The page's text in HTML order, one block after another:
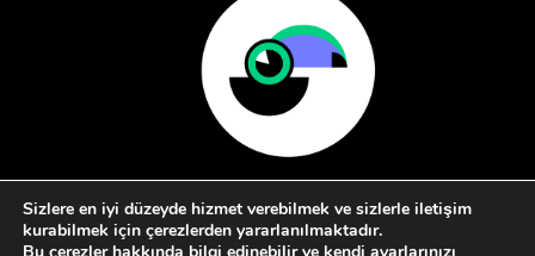
Sizlere en iyi düzeyde hizmet verebilmek ve sizlerle iletişim
kurabilmek için çerezlerden yararlanılmaktadır.